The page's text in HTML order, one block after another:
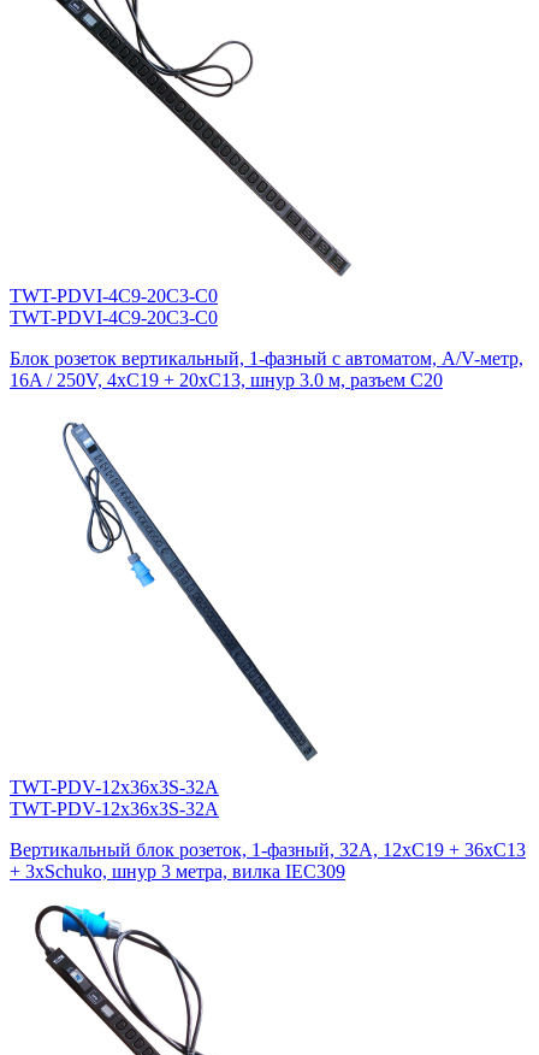
TWT-PDVI-4C9-20C3-C0
TWT-PDVI-4C9-20C3-C0
Блок розеток вертикальный, 1-фазный с автоматом, A/V-метр,
16A / 250V, 4xC19 + 20xC13, шнур 3.0 м, разъем C20
TWT-PDV-12x36x3S-32A
TWT-PDV-12x36x3S-32A
Вертикальный блок розеток, 1-фазный, 32A, 12xC19 + 36xC13
+ 3xSchuko, шнур 3 метра, вилка IEC309